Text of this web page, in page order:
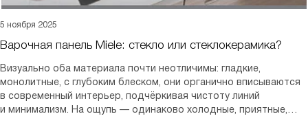
5 ноября 2025
Варочная панель Miele: стекло или стеклокерамика?
Визуально оба материала почти неотличимы: гладкие,
монолитные, с глубоким блеском, они органично вписываются
в современный интерьер, подчёркивая чистоту линий
и минимализм. На ощупь — одинаково холодные, приятные,